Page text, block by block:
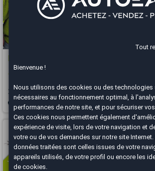
1.6 T-GDI / 230 CH / BUSINESS
2022 111770 km HYBRIDE
Bourgoin-Jallieu - 38300
Vous arrivez trop tard
Tout
Bienvenue !
Nous utilisons des cookies ou des technologies
nécessaires au fonctionnement optimal, à
performances de notre site, et pour sécuriser
Ces cookies nous permettent également
expérience de visite, lors de votre navigation et
votre ou de vos demandes sur notre site
données traitées sont celles issues de votre
appareils utilisés, de votre profil ou encore les
de cookies.